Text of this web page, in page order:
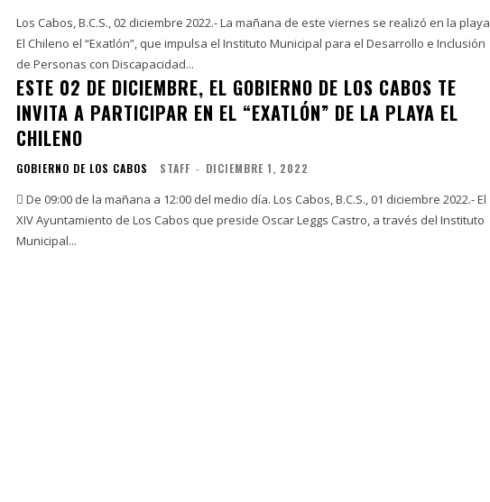
Los Cabos, B.C.S., 02 diciembre 2022.- La mañana de este viernes se realizó en la playa
El Chileno el “Exatlón”, que impulsa el Instituto Municipal para el Desarrollo e Inclusión
de Personas con Discapacidad...
ESTE 02 DE DICIEMBRE, EL GOBIERNO DE LOS CABOS TE
INVITA A PARTICIPAR EN EL “EXATLÓN” DE LA PLAYA EL
CHILENO
GOBIERNO DE LOS CABOS STAFF - DICIEMBRE 1, 2022
 De 09:00 de la mañana a 12:00 del medio día. Los Cabos, B.C.S., 01 diciembre 2022.- El
XIV Ayuntamiento de Los Cabos que preside Oscar Leggs Castro, a través del Instituto
Municipal...